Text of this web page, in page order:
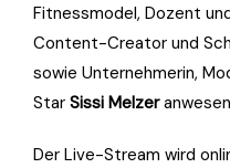
Fitnessmodel, Dozent
Content-Creator und
sowie Unternehmerin,
Star Sissi Melzer
Der Live-Stream wird